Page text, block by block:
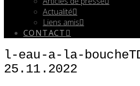
Actualité
Liens amis
CONTACT
l-eau-a-la-
25.11.2022